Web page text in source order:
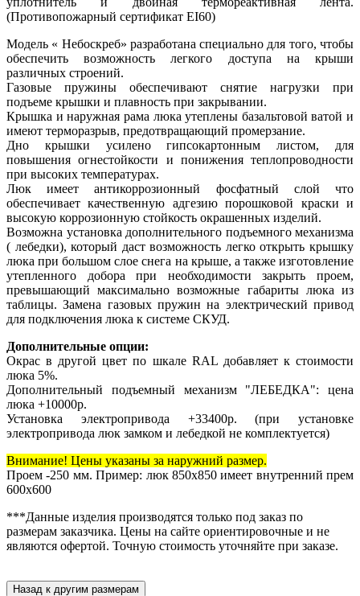
(Противопожарный сертификат EI60)
Модель « Небоскреб» разработана специально для того, чтобы
обеспечить возможность легкого доступа на крыши
различных строений.
Газовые пружины обеспечивают снятие нагрузки при
подъеме крышки и плавность при закрывании.
Крышка и наружная рама люка утеплены базальтовой ватой и
имеют терморазрыв, предотвращающий промерзание.
Дно крышки усилено гипсокартонным листом, для
повышения огнестойкости и понижения теплопроводности
при высоких температурах.
Люк имеет антикоррозионный фосфатный слой что
обеспечивает качественную адгезию порошковой краски и
высокую коррозионную стойкость окрашенных изделий.
Возможна установка дополнительного подъемного механизма
( лебедки), который даст возможность легко открыть крышку
люка при большом слое снега на крыше, а также изготовление
утепленного добора при необходимости закрыть проем,
превышающий максимально возможные габариты люка из
таблицы. Замена газовых пружин на электрический привод
для подключения люка к системе СКУД.
Дополнительные опции:
Окрас в другой цвет по шкале RAL добавляет к стоимости
люка 5%.
Дополнительный подъемный механизм "ЛЕБЕДКА": цена
люка +10000р.
Установка электропривода +33400р. (при установке
электропривода люк замком и лебедкой не комплектуется)
Внимание! Цены указаны за наружний размер.
Проем -250 мм. Пример: люк 850х850 имеет внутренний прем
600х600
***Данные изделия производятся только под заказ по
размерам заказчика. Цены на сайте ориентировочные и не
являются офертой. Точную стоимость уточняйте при заказе.